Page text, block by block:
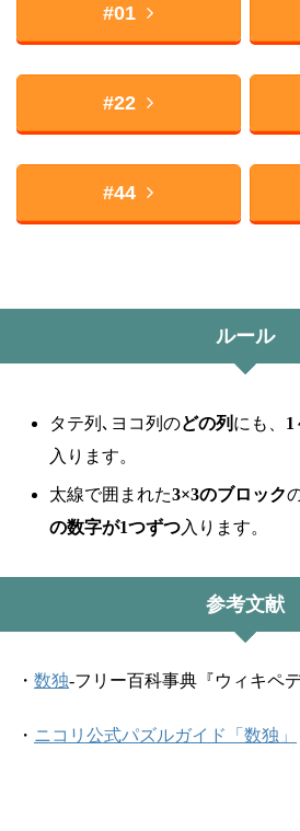
#01
#22
#44
ルール
タテ列､ヨコ列のどの列 にも、 1
入ります。
太線で囲まれた3×3のブロック
の数字が1つずつ入ります。
参考文献
・ 数独-フリー百科事典『ウィキペデ
・ ニコリ公式パズルガイド「数独」